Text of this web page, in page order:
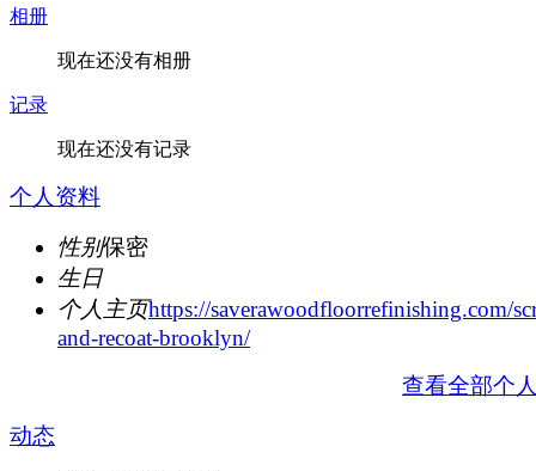
相册
现在还没有相册
记录
现在还没有记录
个人资料
性别保密
生日
个人主页https://saverawoodfloorrefinishing.com/
and-recoat-brooklyn/
查看全部个
动态